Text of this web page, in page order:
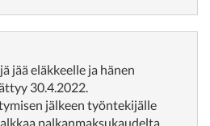
jää eläkkeelle ja hänen
30.4.2022.
jälkeen työntekijälle
palkanmaksukaudelta